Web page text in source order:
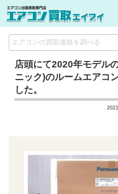
店頭にて2020年モデル
ニック)のルームエアコ
した。